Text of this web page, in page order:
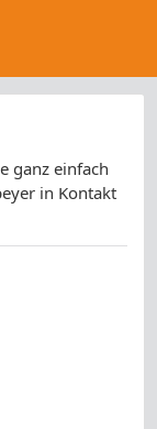
ganz einfach
in Kontakt